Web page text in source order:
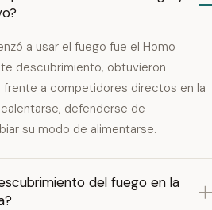
a usar el fuego fue el Homo
descubrimiento, obtuvieron
a competidores directos en la
defenderse de
su modo de alimentarse.
del fuego en la